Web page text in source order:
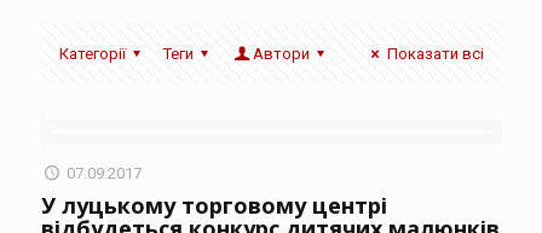
Категорії Теги Автори Показати всі
07.09.2017
У луцькому торговому центрі